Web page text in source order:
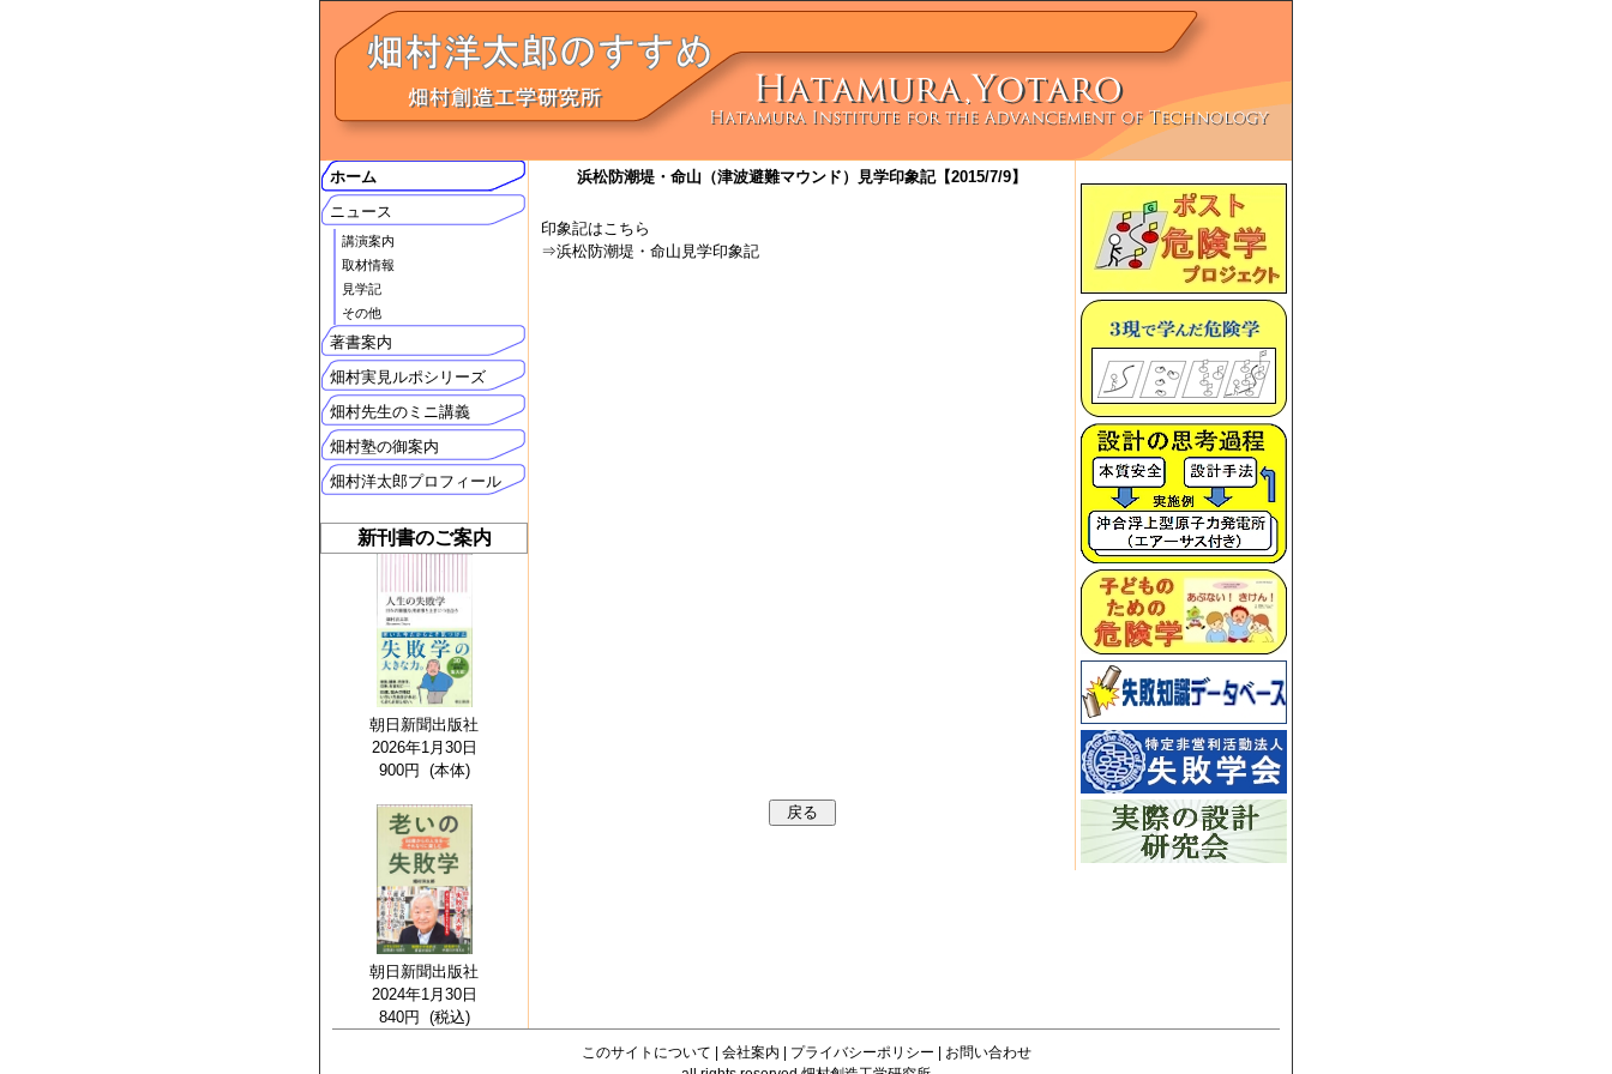
ホーム
ニュース
講演案内
取材情報
見学記
その他
著書案内
畑村実見ルポシリーズ
畑村先生のミニ講義
畑村塾の御案内
畑村洋太郎プロフィール
新刊書のご案内
朝日新聞出版社
2026年1月30日
900円 (本体)
朝日新聞出版社
2024年1月30日
840円 (税込)
浜松防潮堤・命山（津波避難マウンド）見学印象記【2015/7/9】
印象記はこちら
⇒浜松防潮堤・命山見学印象記
このサイトについて | 会社案内 | プライバシーポリシー | お問い合わせ